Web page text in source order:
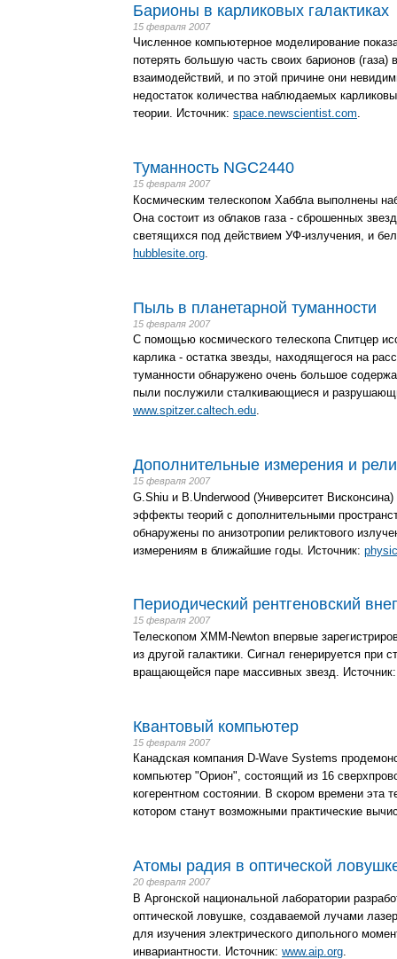
Барионы в карликовых галактиках
15 февраля 2007
Численное компьютерное моделирование
потерять большую часть своих барионов (газа)
взаимодействий, и по этой причине они
недостаток количества наблюдаемых
теории. Источник: space.newscientist.com.
Туманность NGC2440
15 февраля 2007
Космическим телескопом Хаббла выполнены
Она состоит из облаков газа - сброшенных
светящихся под действием УФ-излучения, и
hubblesite.org
Пыль в планетарной туманности
15 февраля 2007
С помощью космического телескопа Спитцер
карлика - остатка звезды, находящегося на
туманности обнаружено очень большое
пыли послужили сталкивающиеся и
www.spitzer.caltech.edu.
Дополнительные измерения и
15 февраля 2007
G.Shiu и B.Underwood (Университет
эффекты теорий с дополнительными
обнаружены по анизотропии реликтового
измерениям в ближайшие годы. Источник:
Периодический рентгеновский
15 февраля 2007
Телескопом XMM-Newton впервые
из другой галактики. Сигнал генерируется при
вращающейся паре массивных звезд.
Квантовый компьютер
15 февраля 2007
Канадская компания D-Wave Systems
компьютер "Орион", состоящий из 16
когерентном состоянии. В скором времени эта
котором станут возможными практические
Атомы радия в оптической
20 февраля 2007
В Аргонской национальной лаборатории
оптической ловушке, создаваемой лучами
для изучения электрического дипольного
инвариантности. Источник: www.aip.org